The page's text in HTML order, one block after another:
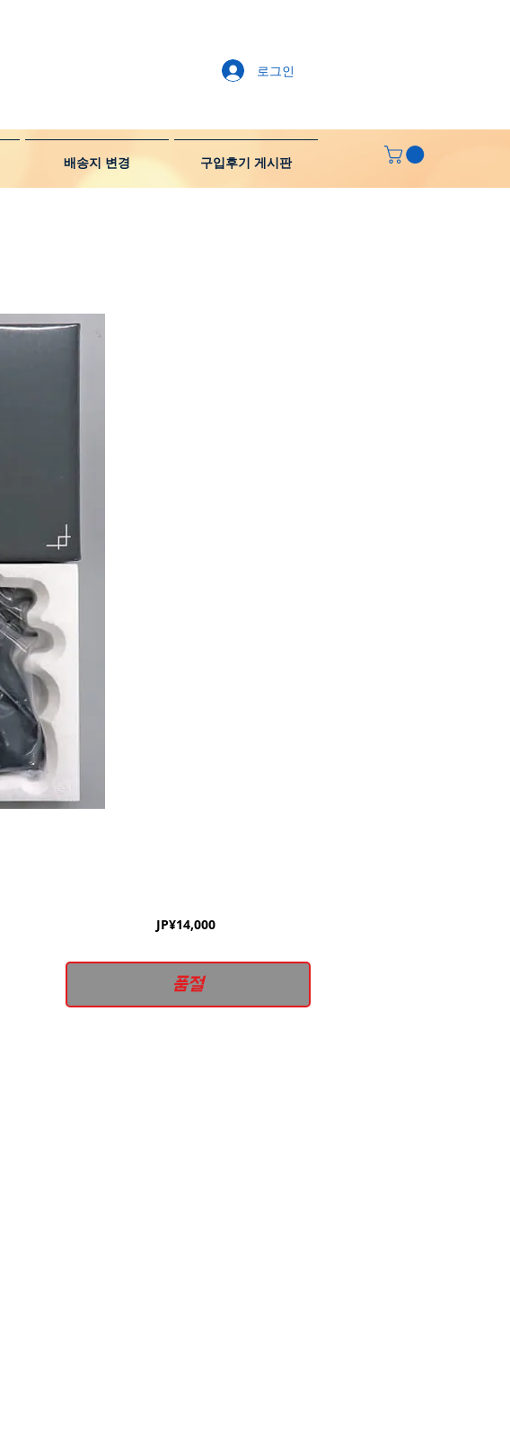
배송지 변경 구입후기 게시판
로그인
JP¥14,000가
품절